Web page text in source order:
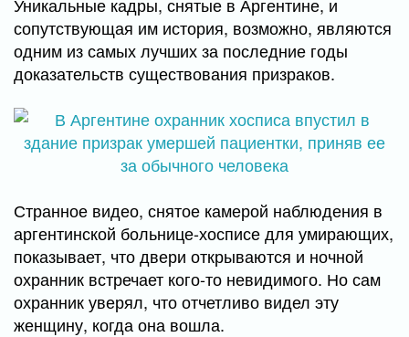
сопутствующая им история, возможно, являются
одним из самых лучших за последние годы
доказательств существования призраков.
Странное видео, снятое камерой наблюдения в
аргентинской больнице-хосписе для умирающих,
показывает, что двери открываются и ночной
охранник встречает кого-то невидимого. Но сам
охранник уверял, что отчетливо видел эту
женщину, когда она вошла.